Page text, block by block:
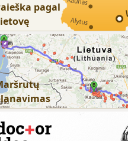
pagal